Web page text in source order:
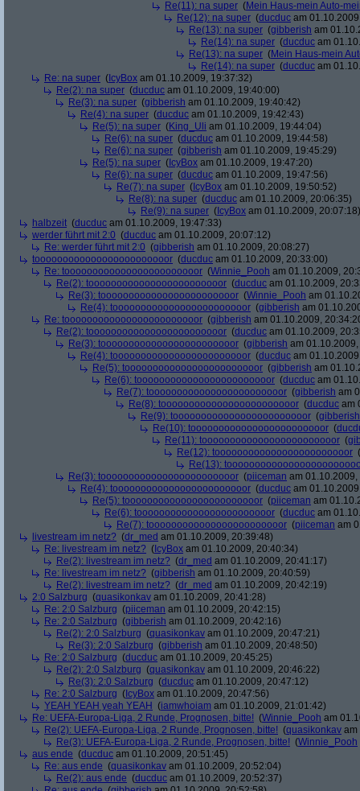
Re(11): na super (Mein Haus-mein Auto-
Re(12): na super (ducduc am
Re(13): na super (gibberish am
Re(14): na super (ducduc am
Re(13): na super (Mein Haus-mein
Re(14): na super (ducduc am
Re: na super ( IcyBox am 01.10.2009, 19:37:32)
Re(2): na super (ducduc am 01.10.2009, 19:40:00)
Re(3): na super (gibberish am 01.10.2009, 19:40:42)
Re(4): na super (ducduc am 01.10.2009, 19:42:43)
Re(5): na super (King_Uli am 01.10.2009, 19:44:04)
Re(6): na super (ducduc am 01.10.2009, 19:44:58)
Re(6): na super (gibberish am 01.10.2009, 19:45:29)
Re(5): na super ( IcyBox am 01.10.2009, 19:47:20)
Re(6): na super (ducduc am 01.10.2009, 19:47:56)
Re(7): na super ( IcyBox am 01.10.2009, 19:50:52)
Re(8): na super (ducduc am 01.10.2009, 20:06:35)
Re(9): na super ( IcyBox am 01.10.2009, 20:07:18)
halbzeit (ducduc am 01.10.2009, 19:47:33)
werder führt mit 2:0 (ducduc am 01.10.2009, 20:07:12)
Re: werder führt mit 2:0 (gibberish am 01.10.2009, 20:08:27)
toooooooooooooooooooooooor (ducduc am 01.10.2009, 20:33:00)
Re: toooooooooooooooooooooooor (Winnie_Pooh am 01.10.2009,
Re(2): toooooooooooooooooooooooor (ducduc am 01.10.2009,
Re(3): toooooooooooooooooooooooor (Winnie_Pooh am
Re(4): toooooooooooooooooooooooor (gibberish am
Re: toooooooooooooooooooooooor (gibberish am 01.10.2009,
Re(2): toooooooooooooooooooooooor (ducduc am 01.10.2009,
Re(3): toooooooooooooooooooooooor (gibberish am
Re(4): toooooooooooooooooooooooor (ducduc am
Re(5): toooooooooooooooooooooooor (gibberish am
Re(6): toooooooooooooooooooooooor (ducduc am
Re(7): toooooooooooooooooooooooor (gibberish am
Re(8): toooooooooooooooooooooooor (ducduc am
Re(9): toooooooooooooooooooooooor (gibberish
Re(10): toooooooooooooooooooooooor (
Re(11): toooooooooooooooooooooooor (
Re(12): toooooooooooooooooooooooor (
Re(13):
Re(3): toooooooooooooooooooooooor (piiceman am
Re(4): toooooooooooooooooooooooor (ducduc am
Re(5): toooooooooooooooooooooooor (piiceman am
Re(6): toooooooooooooooooooooooor (ducduc am
Re(7): toooooooooooooooooooooooor (piiceman am
livestream im netz? (dr_med am 01.10.2009, 20:39:48)
Re: livestream im netz? ( IcyBox am 01.10.2009, 20:40:34)
Re(2): livestream im netz? (dr_med am 01.10.2009, 20:41:17)
Re: livestream im netz? (gibberish am 01.10.2009, 20:40:59)
Re(2): livestream im netz? (dr_med am 01.10.2009, 20:42:19)
2:0 Salzburg (quasikonkav am 01.10.2009, 20:41:28)
Re: 2:0 Salzburg (piiceman am 01.10.2009, 20:42:15)
Re: 2:0 Salzburg (gibberish am 01.10.2009, 20:42:16)
Re(2): 2:0 Salzburg (quasikonkav am 01.10.2009, 20:47:21)
Re(3): 2:0 Salzburg (gibberish am 01.10.2009, 20:48:50)
Re: 2:0 Salzburg (ducduc am 01.10.2009, 20:45:25)
Re(2): 2:0 Salzburg (quasikonkav am 01.10.2009, 20:46:22)
Re(3): 2:0 Salzburg (ducduc am 01.10.2009, 20:47:12)
Re: 2:0 Salzburg ( IcyBox am 01.10.2009, 20:47:56)
YEAH YEAH yeah YEAH (iamwhoiam am 01.10.2009, 21:01:42)
Re: UEFA-Europa-Liga, 2 Runde, Prognosen, bitte! (Winnie_Pooh am
Re(2): UEFA-Europa-Liga, 2 Runde, Prognosen, bitte! (quasikonkav am
Re(3): UEFA-Europa-Liga, 2 Runde, Prognosen, bitte! (Winnie_Pooh
aus ende (ducduc am 01.10.2009, 20:51:45)
Re: aus ende (quasikonkav am 01.10.2009, 20:52:04)
Re(2): aus ende (ducduc am 01.10.2009, 20:52:37)